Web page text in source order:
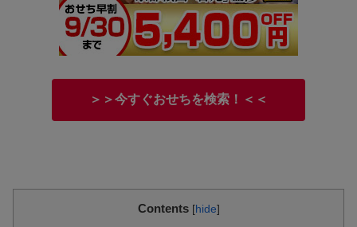
＞＞今すぐおせちを検索！＜＜
Contents [hide]